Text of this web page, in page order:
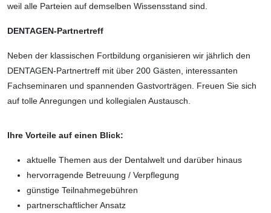
weil alle Parteien auf demselben Wissensstand sind.
DENTAGEN-Partnertreff
Neben der klassischen Fortbildung organisieren wir jährlich den
DENTAGEN-Partnertreff mit über 200 Gästen, interessanten
Fachseminaren und spannenden Gastvorträgen. Freuen Sie sich
auf tolle Anregungen und kollegialen Austausch.
Ihre Vorteile auf einen Blick:
aktuelle Themen aus der Dentalwelt und darüber hinaus
hervorragende Betreuung / Verpflegung
günstige Teilnahmegebühren
partnerschaftlicher Ansatz